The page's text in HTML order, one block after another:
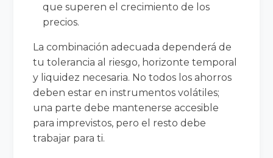
que superen el crecimiento de los
precios.
La combinación adecuada dependerá de
tu tolerancia al riesgo, horizonte temporal
y liquidez necesaria. No todos los ahorros
deben estar en instrumentos volátiles;
una parte debe mantenerse accesible
para imprevistos, pero el resto debe
trabajar para ti.